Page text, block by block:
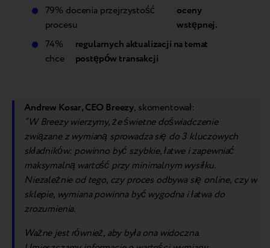
79% docenia przejrzystość
procesu
oceny
wstępnej.
74%
chce
regularnych aktualizacji na temat
postępów transakcji
Andrew Kosar, CEO Breezy, skomentował:
“W Breezy wierzymy, że świetne doświadczenie
związane z wymianą sprowadza się do 3 kluczowych
składników: powinno być szybkie, łatwe i zapewniać
maksymalną wartość przy minimalnym wysiłku.
Niezależnie od tego, czy proces odbywa się online, czy w
sklepie, wymiana powinna być wygodna i łatwa do
zrozumienia.
Ważne jest również, aby była ona widoczna.